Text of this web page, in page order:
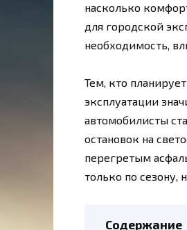
насколько
для городской
необходимость,
Тем, кто планирует
эксплуатации
автомобилисты
остановок на
перегретым
только по сезону,
Содержание